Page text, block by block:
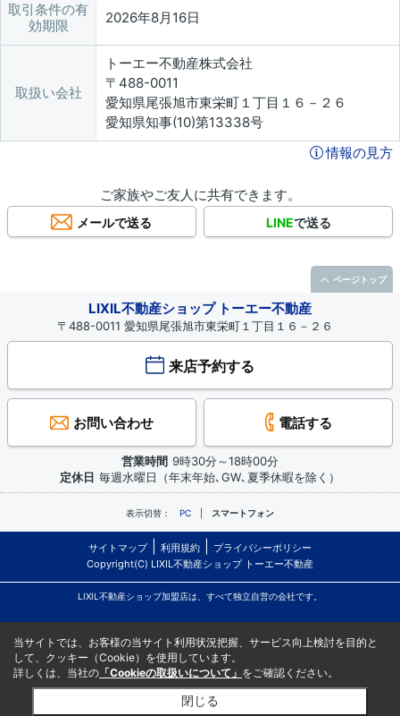
取引条件の有
効期限
2026年8月16日
取扱い会社
トーエー不動産株式会社
〒488-0011
愛知県尾張旭市東栄町１丁目１６－２６
愛知県知事(10)第13338号
情報の見方
ご家族やご友人に共有できます。
メールで送る LINEで送る
LIXIL不動産ショップ トーエー不動産
〒488-0011 愛知県尾張旭市東栄町１丁目１６－２６
来店予約する
お問い合わせ 電話する
営業時間 9時30分～18時00分
定休日 毎週水曜日（年末年始､GW､夏季休暇を除く）
表示切替： PC スマートフォン
サイトマップ 利用規約
プライバシーポリシー
Copyright(C) LIXIL不動産ショップ トーエー不動産
LIXIL不動産ショップ加盟店は、すべて独立自営の会社です。
ページトップ
当サイトでは、お客様の当サイト利用状況把握、サービス向上検討を目的と
して、クッキー（Cookie）を使用しています。
詳しくは、当社の 「Cookieの取扱いについて」 をご確認ください。
閉じる